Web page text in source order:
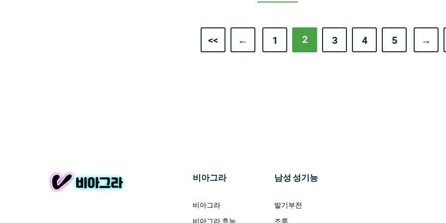
<< ← 1 2 3 4 5 →
비아그라
비아그라
비아그라 효능
남성 성기능
발기부전
조루